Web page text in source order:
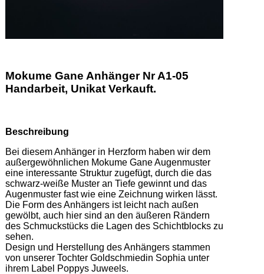
Mokume Gane Anhänger Nr A1-05
Handarbeit, Unikat Verkauft.
Beschreibung
Bei diesem Anhänger in Herzform haben wir dem
außergewöhnlichen Mokume Gane Augenmuster
eine interessante Struktur zugefügt, durch die das
schwarz-weiße Muster an Tiefe gewinnt und das
Augenmuster fast wie eine Zeichnung wirken lässt.
Die Form des Anhängers ist leicht nach außen
gewölbt, auch hier sind an den äußeren Rändern
des Schmuckstücks die Lagen des Schichtblocks zu
sehen.
Design und Herstellung des Anhängers stammen
von unserer Tochter Goldschmiedin Sophia unter
ihrem Label Poppys Juweels.